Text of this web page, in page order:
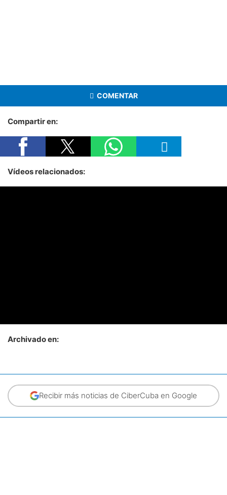
COMENTAR
Compartir en:
Vídeos relacionados:
Archivado en:
Recibir más noticias de CiberCuba en Google